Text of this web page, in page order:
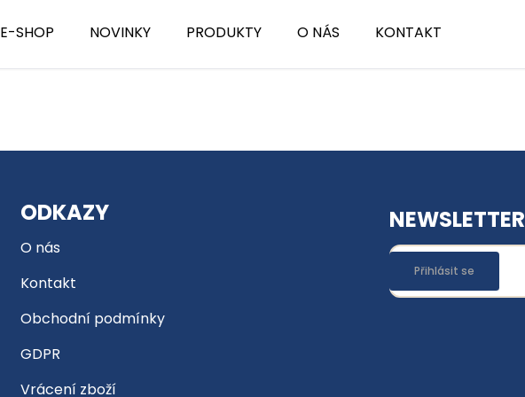
E-SHOP NOVINKY PRODUKTY O NÁS KONTAKT
ODKAZY
O nás
Kontakt
Obchodní podmínky
GDPR
Vrácení zboží
NEWSLETTER
Přihlásit se